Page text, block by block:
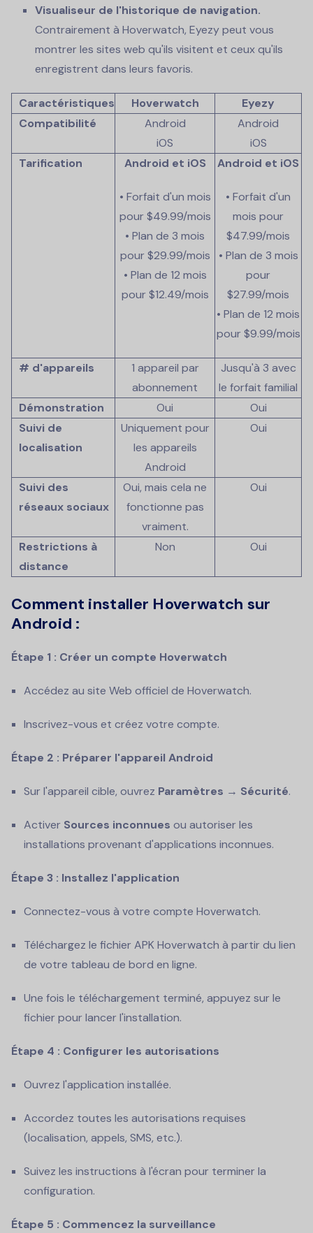
Visualiseur de l'historique de navigation.
Contrairement à Hoverwatch, Eyezy peut vous
montrer les sites web qu'ils visitent et ceux qu'ils
enregistrent dans leurs favoris.
Caractéristiques Hoverwatch
Eyezy
Compatibilité
Android
iOS
Android
iOS
Tarification
Android et iOS
• Forfait d'un mois
pour$49.99/mois
• Plan de 3 mois
pour$29.99/mois
• Plan de 12 mois
pour$12.49/mois
Android et iOS
• Forfait d'un
mois pour
$47.99/mois
• Plan de 3 mois
pour
$27.99/mois
• Plan de 12 mois
pour$9.99/mois
# d'appareils
1 appareil par
abonnement
Jusqu'à 3 avec
le forfait familial
Démonstration
Oui
Oui
Suivi de
localisation
Uniquement pour
les appareils
Android
Oui
Suivi des
réseaux sociaux
Oui, mais cela ne
fonctionne pas
vraiment.
Oui
Restrictions à
distance
Non Oui
Comment installer Hoverwatch sur
Android :
Étape 1 : Créer un compte Hoverwatch
Accédez au site Web officiel de Hoverwatch.
Inscrivez-vous et créez votre compte.
Étape 2 : Préparer l'appareil Android
Sur l'appareil cible, ouvrez Paramètres → Sécurité.
Activer Sources inconnues ou autoriser les
installations provenant d'applications inconnues.
Étape 3 : Installez l'application
Connectez-vous à votre compte Hoverwatch.
Téléchargez le fichier APK Hoverwatch à partir du lien
de votre tableau de bord en ligne.
Une fois le téléchargement terminé, appuyez sur le
fichier pour lancer l'installation.
Étape 4 : Configurer les autorisations
Ouvrez l'application installée.
Accordez toutes les autorisations requises
(localisation, appels, SMS, etc.).
Suivez les instructions à l'écran pour terminer la
configuration.
Étape 5 : Commencez la surveillance